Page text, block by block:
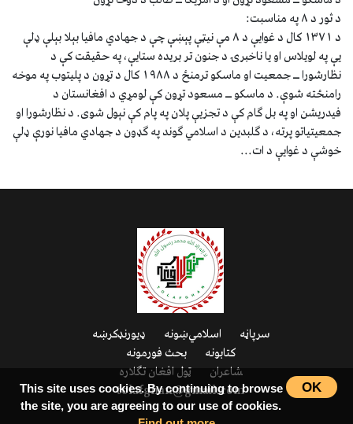
د ثور د ۸ په مناسبت:
د ۱۳۷۱ کال د غوایې د ۸ مې نیټې پېښې چې د جهادي مافیا بېلا بېلې ډلې
يې په لویلاس او یا ناخبرۍ د جنون تر بریده ستایې، په حقیقت کې د
نظارشورا ــ جمعیت او ماسکو ترمنځ د ۱۹۸۸ کال د تړون د پلیتوب په موخه
رامنځته شوې. د ماسکو ــ مسعود تړون کې لومړي د افغانستان د
فیدریشن او په بل ګام کې د تجزیې پلان په پام کې نېول شوی. د نظارشورا او
جمعیتیاتو پرته، د ګلبدین د اسلامي ګوند په ګډون د جهادي مافیا نورې ډلې
خوشې د غوايې د ات...
سرپاڼه اسلامي‌ښونه
ډیورنډ‌کرښه
کتابونه
بحث فورمونه
شاعران
ټول افغان تګلاره
tolafghan@gmail.com
OK
This site uses cookies. By continuing to browse
the site, you are agreeing to our use of cookies.